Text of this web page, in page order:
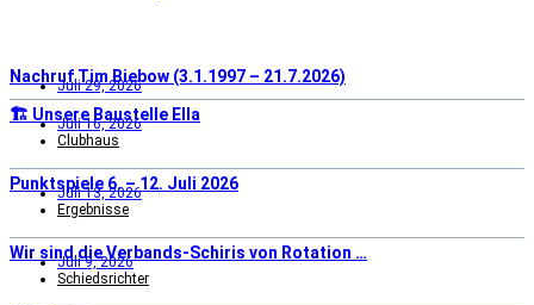
Juli 29, 2026
Nachruf Tim Biebow (3.1.1997 – 21.7.2026)
Juli 16, 2026
🏗️ Unsere Baustelle Ella
Clubhaus
Juli 13, 2026
Punktspiele 6. – 12. Juli 2026
Ergebnisse
Juli 9, 2026
Wir sind die Verbands-Schiris von Rotation …
Schiedsrichter